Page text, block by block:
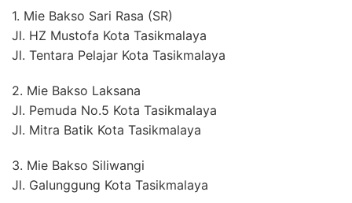
1. Mie Bakso Sari Rasa (SR)
Jl. HZ Mustofa Kota Tasikmalaya
Jl. Tentara Pelajar Kota Tasikmalaya
2. Mie Bakso Laksana
Jl. Pemuda No.5 Kota Tasikmalaya
Jl. Mitra Batik Kota Tasikmalaya
3. Mie Bakso Siliwangi
Jl. Galunggung Kota Tasikmalaya